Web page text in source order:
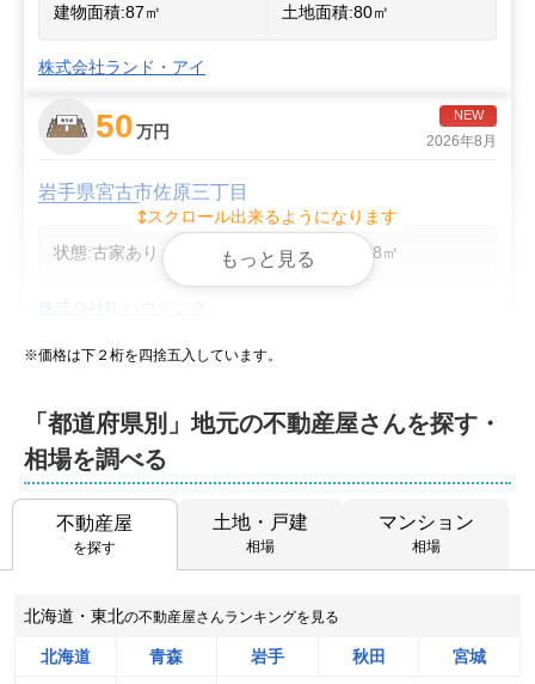
建物面積:87㎡ 土地面積:80㎡
株式会社ランド・アイ
NEW
50万円 2026年8月
岩手県宮古市佐原三丁目
状態:古家あり 土地面積: 178㎡
2,100
千葉県君津市中野五丁目
建物面積:125 土地面積: 213㎡
1,900 2026年8月
スクロール出来るようになります
もっと見る
※価格は下２桁を四捨五入しています。
「都道府県別」地元の不動産屋さんを探す・
相場を調べる
不動産屋
を探す
土地・戸建
相場
マンション
相場
北海道・東北の不動産屋さんランキングを見る
北海道 青森 岩手 秋田 宮城